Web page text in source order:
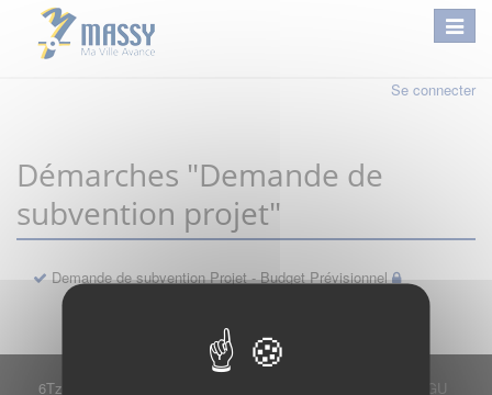
Se connecter
Démarches "Demande de
subvention projet"
Demande de subvention Projet - Budget Prévisionnel
6Tzen ©2015 - Tous droits réservés
CGU